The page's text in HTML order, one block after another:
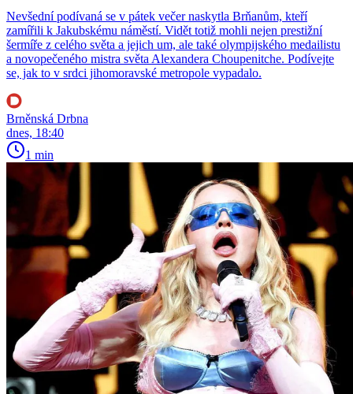
Nevšední podívaná se v pátek večer naskytla Brňanům, kteří
zamířili k Jakubskému náměstí. Vidět totiž mohli nejen prestižní
šermíře z celého světa a jejich um, ale také olympijského medailistu
a novopečeného mistra světa Alexandera Choupenitche. Podívejte
se, jak to v srdci jihomoravské metropole vypadalo.
Brněnská Drbna
dnes, 18:40
1 min